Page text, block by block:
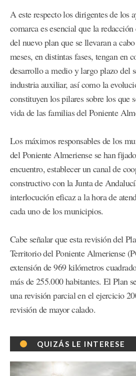
A este respecto los dirigentes de los
comarca es esencial que la
del nuevo plan que se llevaran a
meses, en distintas fases, tengan en
desarrollo a medio y largo plazo del
industria auxiliar, así como la
constituyen los pilares sobre los que
vida de las familias del Poniente
Los máximos responsables de los
del Poniente Almeriense se han
encuentro, establecer un canal de
constructivo con la Junta de
interlocución eficaz a la hora de
cada uno de los municipios.
Cabe señalar que esta revisión del
Territorio del Poniente Almeriense
extensión de 969 kilómetros
más de 255.000 habitantes. El Plan
una revisión parcial en el ejercicio
revisión de mayor calado.
QUIZÁS LE INTERESE